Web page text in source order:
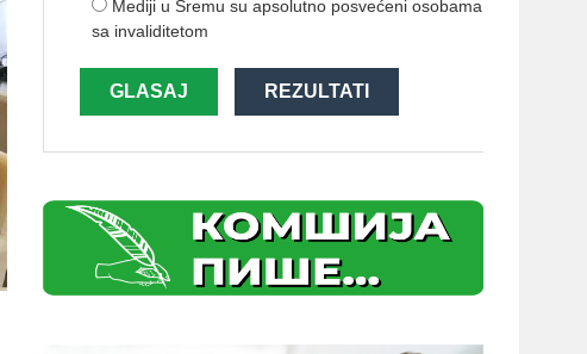
Mediji u Sremu su apsolutno posvećeni osobama
sa invaliditetom
GLASAJ REZULTATI